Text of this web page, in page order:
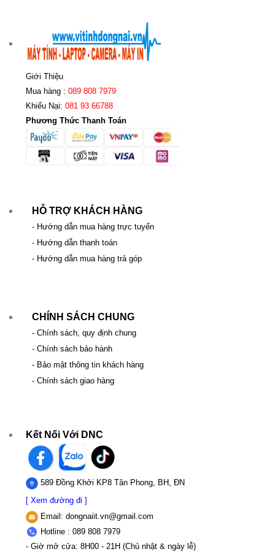
Giới Thiệu
Mua hàng : 089 808 7979
Khiếu Nại: 081 93 66788
Phương Thức Thanh Toán
HỖ TRỢ KHÁCH HÀNG
- Hướng dẫn mua hàng trực tuyến
- Hướng dẫn thanh toán
- Hướng dẫn mua hàng trả góp
CHÍNH SÁCH CHUNG
- Chính sách, quy định chung
- Chính sách bảo hành
- Bảo mật thông tin khách hàng
- Chính sách giao hàng
Kết Nối Với DNC
589 Đồng Khởi KP8 Tân Phong, BH, ĐN
[ Xem đường đi ]
Email: dongnaiit.vn@gmail.com
Hotline : 089 808 7979
- Giờ mở cửa: 8H00 - 21H (Chủ nhật & ngày lễ)